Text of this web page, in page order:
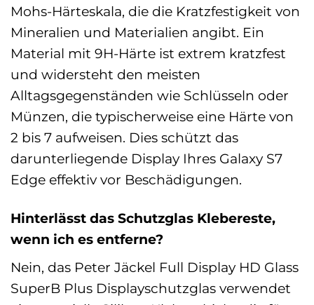
Mohs-Härteskala, die die Kratzfestigkeit von
Mineralien und Materialien angibt. Ein
Material mit 9H-Härte ist extrem kratzfest
und widersteht den meisten
Alltagsgegenständen wie Schlüsseln oder
Münzen, die typischerweise eine Härte von
2 bis 7 aufweisen. Dies schützt das
darunterliegende Display Ihres Galaxy S7
Edge effektiv vor Beschädigungen.
Hinterlässt das Schutzglas Klebereste,
wenn ich es entferne?
Nein, das Peter Jäckel Full Display HD Glass
SuperB Plus Displayschutzglas verwendet